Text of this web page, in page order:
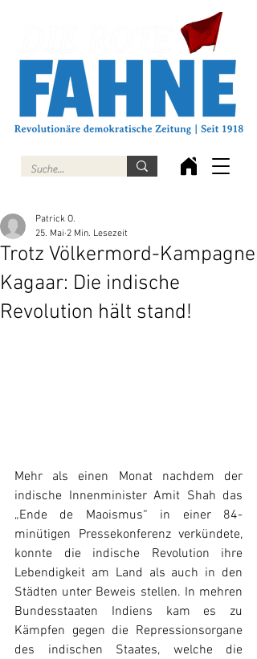
Trotz Völkermord-Kampagne
Kagaar: Die indische
Revolution hält stand!
Patrick O.
25. Mai 2 Min. Lesezeit
Mehr als einen Monat nachdem der
indische Innenminister Amit Shah das
„Ende de Maoismus“ in einer 84-
minütigen Pressekonferenz verkündete,
konnte die indische Revolution ihre
Lebendigkeit am Land als auch in den
Städten unter Beweis stellen. In mehren
Bundesstaaten Indiens kam es zu
Kämpfen gegen die Repressionsorgane
des indischen Staates, welche die